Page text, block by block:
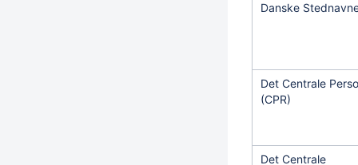
Danske
Det Centrale
(CPR)
Det Centrale